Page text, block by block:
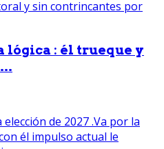
lógica : él trueque y